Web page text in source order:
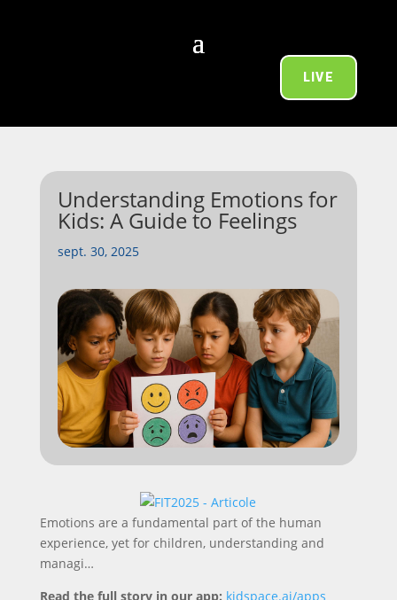
LIVE
Understanding Emotions for
Kids: A Guide to Feelings
sept. 30, 2025
Emotions are a fundamental part of the human
experience, yet for children, understanding and
managi…
Read the full story in our app: kidspace.ai/apps